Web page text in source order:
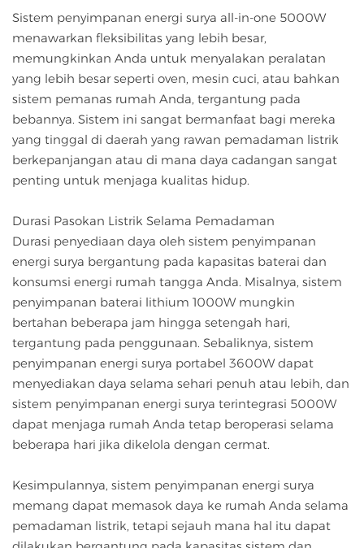
Sistem penyimpanan energi surya all-in-one 5000W
menawarkan fleksibilitas yang lebih besar,
memungkinkan Anda untuk menyalakan peralatan
yang lebih besar seperti oven, mesin cuci, atau bahkan
sistem pemanas rumah Anda, tergantung pada
bebannya. Sistem ini sangat bermanfaat bagi mereka
yang tinggal di daerah yang rawan pemadaman listrik
berkepanjangan atau di mana daya cadangan sangat
penting untuk menjaga kualitas hidup.
Durasi Pasokan Listrik Selama Pemadaman
Durasi penyediaan daya oleh sistem penyimpanan
energi surya bergantung pada kapasitas baterai dan
konsumsi energi rumah tangga Anda. Misalnya, sistem
penyimpanan baterai lithium 1000W mungkin
bertahan beberapa jam hingga setengah hari,
tergantung pada penggunaan. Sebaliknya, sistem
penyimpanan energi surya portabel 3600W dapat
menyediakan daya selama sehari penuh atau lebih, dan
sistem penyimpanan energi surya terintegrasi 5000W
dapat menjaga rumah Anda tetap beroperasi selama
beberapa hari jika dikelola dengan cermat.
Kesimpulannya, sistem penyimpanan energi surya
memang dapat memasok daya ke rumah Anda selama
pemadaman listrik, tetapi sejauh mana hal itu dapat